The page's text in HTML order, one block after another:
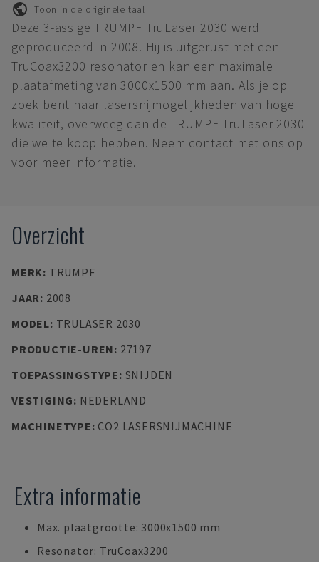
Toon in de originele taal
Deze 3-assige TRUMPF TruLaser 2030 werd
geproduceerd in 2008. Hij is uitgerust met een
TruCoax3200 resonator en kan een maximale
plaatafmeting van 3000x1500 mm aan. Als je op
zoek bent naar lasersnijmogelijkheden van hoge
kwaliteit, overweeg dan de TRUMPF TruLaser 2030
die we te koop hebben. Neem contact met ons op
voor meer informatie.
Overzicht
MERK: TRUMPF
JAAR: 2008
MODEL: TRULASER 2030
PRODUCTIE-UREN: 27197
TOEPASSINGSTYPE: SNIJDEN
VESTIGING: NEDERLAND
MACHINETYPE: CO2 LASERSNIJMACHINE
Extra informatie
Max. plaatgrootte: 3000x1500 mm
Resonator: TruCoax3200